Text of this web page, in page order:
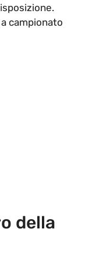
campionato
della